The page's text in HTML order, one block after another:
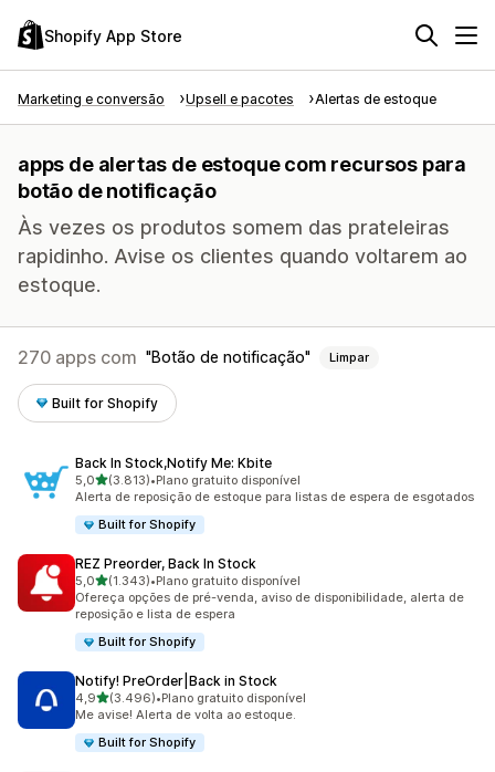
Shopify App Store
Marketing e conversão Upsell e pacotes Alertas de estoque
apps de alertas de estoque com recursos para
botão de notificação
Às vezes os produtos somem das prateleiras
rapidinho. Avise os clientes quando voltarem ao
estoque.
270 apps com Botão de notificação Limpar
Built for Shopify
Back In Stock,Notify Me: Kbite
5,0de 5 estrelas
(3.813)
3813 avaliações ao todo
•Plano gratuito disponível
Alerta de reposição de estoque para listas de espera de esgotados
Built for Shopify
REZ Preorder, Back In Stock
5,0de 5 estrelas
(1.343)
1343 avaliações ao todo
•Plano gratuito disponível
Ofereça opções de pré-venda, aviso de disponibilidade, alerta de
reposição e lista de espera
Built for Shopify
Notify! PreOrder|Back in Stock
4,9de 5 estrelas
(3.496)
3496 avaliações ao todo
•Plano gratuito disponível
Me avise! Alerta de volta ao estoque.
Built for Shopify